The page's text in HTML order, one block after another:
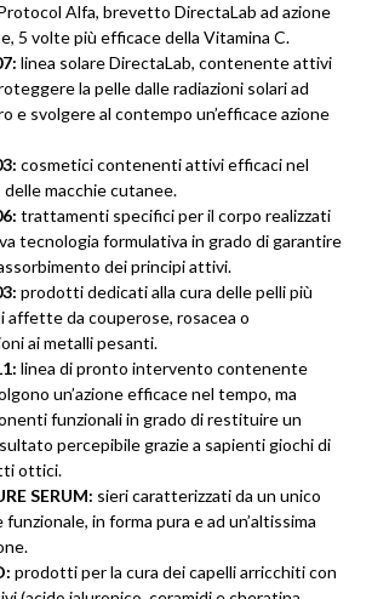
Alfa, brevetto DirectaLab ad azione
5 volte più efficace della Vitamina C.
linea solare DirectaLab, contenente attivi
la pelle dalle radiazioni solari ad
e svolgere al contempo un’efficace azione
cosmetici contenenti attivi efficaci nel
macchie cutanee.
trattamenti specifici per il corpo realizzati
tecnologia formulativa in grado di garantire
dei principi attivi.
prodotti dedicati alla cura delle pelli più
affette da couperose, rosacea o
ai metalli pesanti.
linea di pronto intervento contenente
un’azione efficace nel tempo, ma
funzionali in grado di restituire un
percepibile grazie a sapienti giochi di
ottici.
SERUM: sieri caratterizzati da un unico
in forma pura e ad un’altissima
prodotti per la cura dei capelli arricchiti con